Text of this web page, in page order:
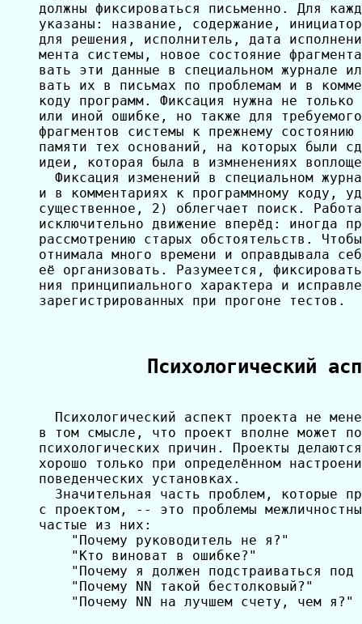
должны фиксироваться письменно. Для
указаны: название, содержание,
для решения, исполнитель, дата
мента системы, новое состояние
вать эти данные в специальном журнале
вать их в письмах по проблемам и в
коду программ. Фиксация нужна не
или иной ошибке, но также для
фрагментов системы к прежнему
памяти тех оснований, на которых были
идеи, которая была в измненениях
Фиксация изменений в специальном
и в комментариях к программному коду,
существенное, 2) облегчает поиск.
исключительно движение вперёд: иногда
рассмотрению старых обстоятельств.
отнимала много времени и оправдывала
её организовать. Разумеется,
ния принципиального характера и
зарегистрированных при прогоне тестов.
Психологический
Психологический аспект проекта не
в том смысле, что проект вполне может
психологических причин. Проекты
хорошо только при определённом
поведенческих установках.
Значительная часть проблем, которые
с проектом, -- это проблемы
частые из них:
    "Почему руководитель не я?"
    "Кто виноват в ошибке?"
"Почему я должен подстраиваться под
    "Почему NN такой бестолковый?"
    "Почему NN на лучшем счету, чем я?"